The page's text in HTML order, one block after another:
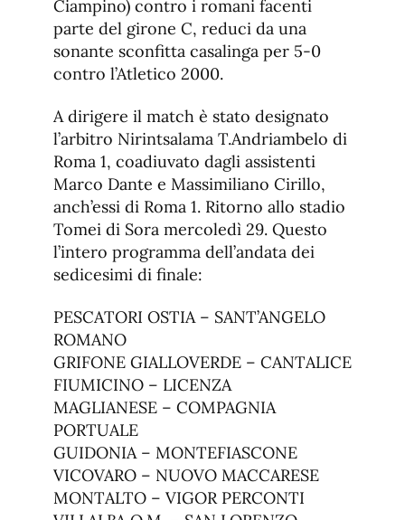
Ciampino) contro i romani facenti
parte del girone C, reduci da una
sonante sconfitta casalinga per 5-0
contro l’Atletico 2000.
A dirigere il match è stato designato
l’arbitro Nirintsalama T.Andriambelo di
Roma 1, coadiuvato dagli assistenti
Marco Dante e Massimiliano Cirillo,
anch’essi di Roma 1. Ritorno allo stadio
Tomei di Sora mercoledì 29. Questo
l’intero programma dell’andata dei
sedicesimi di finale:
PESCATORI OSTIA – SANT’ANGELO
ROMANO
GRIFONE GIALLOVERDE – CANTALICE
FIUMICINO – LICENZA
MAGLIANESE – COMPAGNIA
PORTUALE
GUIDONIA – MONTEFIASCONE
VICOVARO – NUOVO MACCARESE
MONTALTO – VIGOR PERCONTI